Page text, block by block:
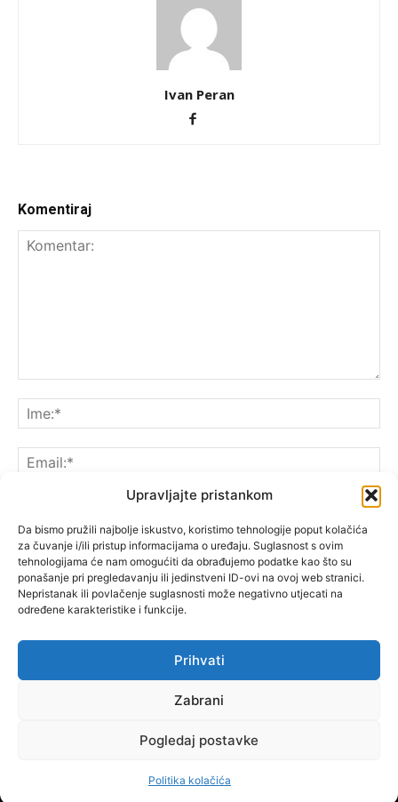
Upravljajte pristankom
Da bismo pružili najbolje iskustvo, koristimo tehnologije poput kolačića
za čuvanje i/ili pristup informacijama o uređaju. Suglasnost s ovim
tehnologijama će nam omogućiti da obrađujemo podatke kao što su
ponašanje pri pregledavanju ili jedinstveni ID-ovi na ovoj web stranici.
Nepristanak ili povlačenje suglasnosti može negativno utjecati na
određene karakteristike i funkcije.
Prihvati
Zabrani
Pogledaj postavke
Politika kolačića
Ivan Peran
Komentiraj
Spremite moje ime, e-poštu i web-lokaciju u ovom
pregledniku sljedeći put kada komentarirate.